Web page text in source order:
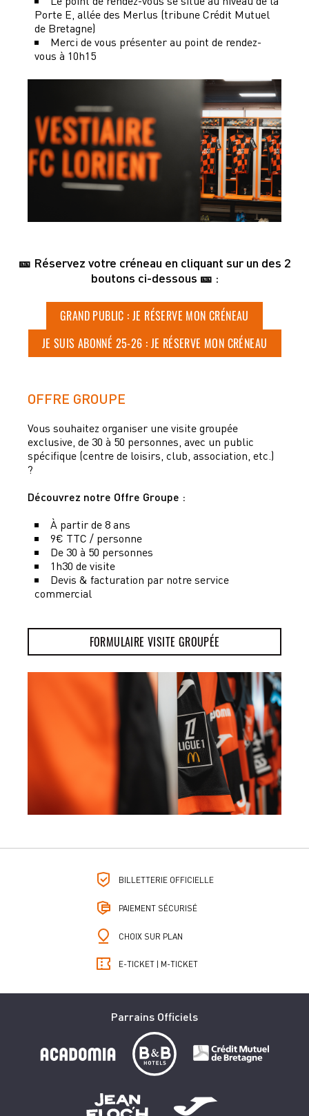
Porte E, allée des Merlus (tribune Crédit Mutuel
de Bretagne)
Merci de vous présenter au point de rendez-
vous à 10h15
🎫 Réservez votre créneau en cliquant sur un des 2
boutons ci-dessous 🎫 :
GRAND PUBLIC : JE RÉSERVE MON CRÉNEAU
JE SUIS ABONNÉ 25-26 : JE RÉSERVE MON CRÉNEAU
OFFRE GROUPE
Vous souhaitez organiser une visite groupée
exclusive, de 30 à 50 personnes, avec un public
spécifique (centre de loisirs, club, association, etc.)
?
Découvrez notre Offre Groupe :
À partir de 8 ans
9€ TTC / personne
De 30 à 50 personnes
1h30 de visite
Devis & facturation par notre service
commercial
FORMULAIRE VISITE GROUPÉE
BILLETTERIE OFFICIELLE
PAIEMENT SÉCURISÉ
CHOIX SUR PLAN
E-TICKET | M-TICKET
Parrains Officiels